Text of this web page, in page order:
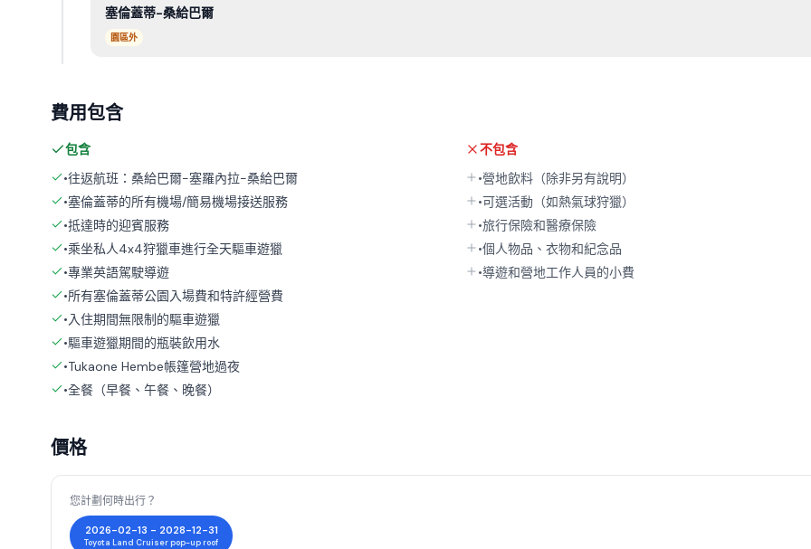
塞倫蓋蒂-桑給巴爾
園區外
費用包含
包含
•往返航班：桑給巴爾-塞羅內拉-桑給巴爾
•塞倫蓋蒂的所有機場/簡易機場接送服務
•抵達時的迎賓服務
•乘坐私人4x4狩獵車進行全天驅車遊獵
•專業英語駕駛導遊
•所有塞倫蓋蒂公園入場費和特許經營費
•入住期間無限制的驅車遊獵
•驅車遊獵期間的瓶裝飲用水
•Tukaone Hembe帳篷營地過夜
•全餐（早餐、午餐、晚餐）
不包含
•營地飲料（除非另有說明）
•可選活動（如熱氣球狩獵）
•旅行保險和醫療保險
•個人物品、衣物和紀念品
•導遊和營地工作人員的小費
價格
您計劃何時出行？
2026-02-13 - 2028-12-31
Toyota Land Cruiser pop-up roof